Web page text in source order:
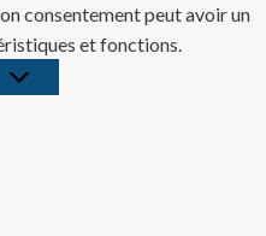
consentement peut avoir un
et fonctions.